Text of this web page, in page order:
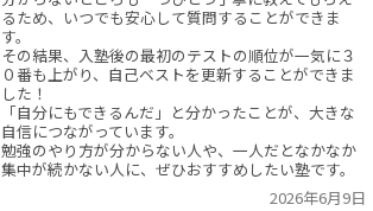
るため、いつでも安心して質問することができま
す。
その結果、入塾後の最初のテストの順位が一気に３
０番も上がり、自己ベストを更新することができま
した！
「自分にもできるんだ」と分かったことが、大きな
自信につながっています。
勉強のやり方が分からない人や、一人だとなかなか
集中が続かない人に、ぜひおすすめしたい塾です。
2026年6月9日